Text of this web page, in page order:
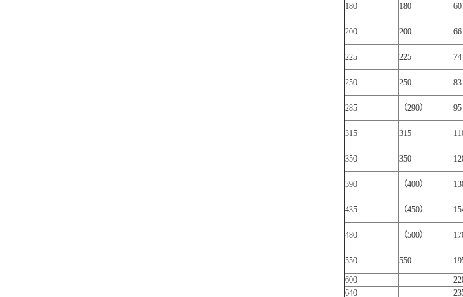
180
180 60
200
200 66
225
225 74
250
250 83
285
（290） 95
315
315
350
350
390
（400）
435
（450）
480
（500）
550
550
600
—
640
—